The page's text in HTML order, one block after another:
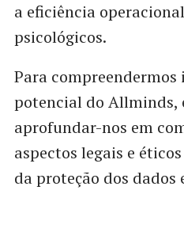
a eficiência
psicológicos.
Para
potencial do Allminds,
aprofundar-nos em
aspectos legais e
da proteção dos dados